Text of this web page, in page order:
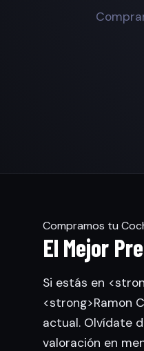
Compramos tu
El Mejor
Si estás en
<strong>Ramon
actual. Olvídate
valoración en